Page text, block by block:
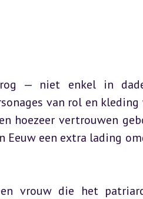
— niet enkel in
van rol en
hoezeer vertrouwen
Eeuw een extra lading
vrouw die het